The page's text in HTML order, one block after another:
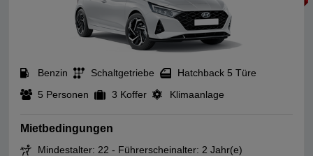
Benzin Schaltgetriebe
Hatchback 5 Türe
5 Personen
3 Koffer Klimaanlage
Mietbedingungen
Mindestalter: 22 - Führerscheinalter: 2 Jahr(e)